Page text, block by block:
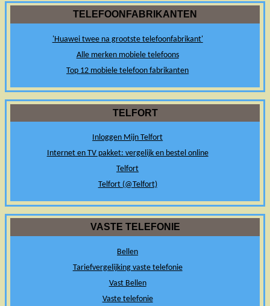
TELEFOONFABRIKANTEN
'Huawei twee na grootste telefoonfabrikant'
Alle merken mobiele telefoons
Top 12 mobiele telefoon fabrikanten
TELFORT
Inloggen Mijn Telfort
Internet en TV pakket: vergelijk en bestel online
Telfort
Telfort (@Telfort)
VASTE TELEFONIE
Bellen
Tariefvergelijking vaste telefonie
Vast Bellen
Vaste telefonie